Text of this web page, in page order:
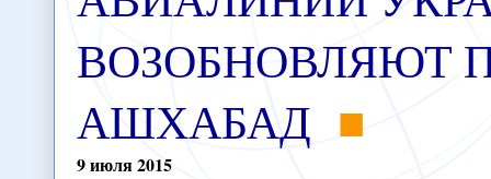
ВОЗОБНОВЛЯЮТ
АШХАБАД
9июля2015